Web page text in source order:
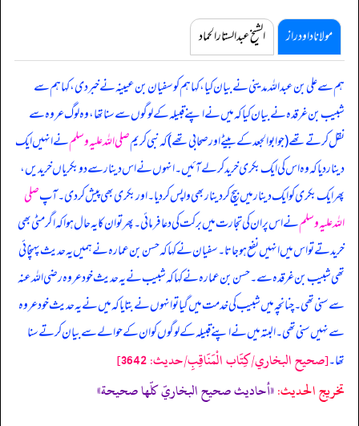
مولانا داود راز الشیخ عبدالستار الحماد
ہم سے علی بن عبداللہ مدینی نے بیان کیا، کہا ہم کو سفیان بن عیینہ نے خبر دی، کہا ہم سے
شبیب بن غرقدہ نے بیان کیا کہمیں نے اپنے قبیلہ کے لوگوں سے سنا تھا، وہ لوگ عروہ سے
نقل کرتے تھے (جو ابوالجعد کے بیٹے اور صحابی تھے) کہ نبی کریمصلی اللہ علیہ وسلمنے انہیں ایک
دینار دیا کہ وہ اس کی ایک بکری خرید کر لے آئیں۔ انہوں نے اس دینار سے دو بکریاں خریدیں،
پھر ایک بکری کو ایک دینار میں بیچ کر دینار بھی واپس کر دیا۔ اور بکری بھی پیش کر دی۔ آپصلی
اللہ علیہ وسلمنے اس پر ان کی تجارت میں برکت کی دعا فرمائی۔ پھر تو ان کا یہ حال ہوا کہ اگر مٹی بھی
خریدتے تو اس میں انہیں نفع ہو جاتا۔ سفیان نے کہا کہ حسن بن عمارہ نے ہمیں یہ حدیث پہنچائی
تھی شبیب بن غرقدہ سے۔ حسن بن عمارہ نے کہا کہ شبیب نے یہ حدیث خود عروہ رضی اللہ عنہ
سے سنی تھی۔ چنانچہ میں شبیب کی خدمت میں گیا تو انہوں نے بتایا کہ میں نے یہ حدیث خود عروہ
سے نہیں سنی تھی۔ البتہ میں نے اپنے قبیلہ کے لوگوں کو ان کے حوالے سے بیان کرتے سنا
تھا۔[صحيح البخاري/كِتَاب الْمَنَاقِبِ/حدیث: 3642]
تخریج الحدیث:«أحاديث صحيح البخاريّ كلّها صحيحة»